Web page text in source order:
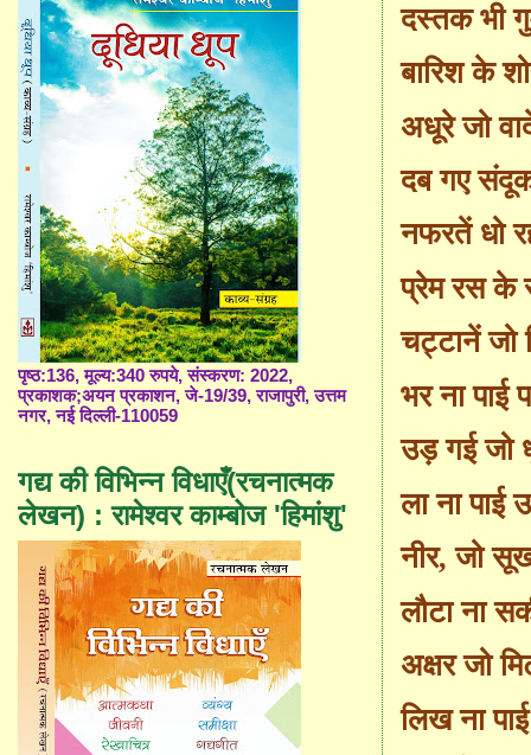
दस्तक भी
बारिश के
अधूरे जो
दब गए
नफरतें धो
प्रेम रस के
चट्टानें जो
भर ना पाई
उड़ गई जो
ला ना पाई
नीर, जो
लौटा ना
अक्षर जो
लिख ना
पृष्ठ:136, मूल्य:340 रुपये, संस्करण: 2022,
प्रकाशक;अयन प्रकाशन, जे-19/39, राजापुरी, उत्तम
नगर, नई दिल्ली-110059
गद्य की विभिन्न विधाएँ(रचनात्मक
लेखन) : रामेश्वर काम्बोज 'हिमांशु'